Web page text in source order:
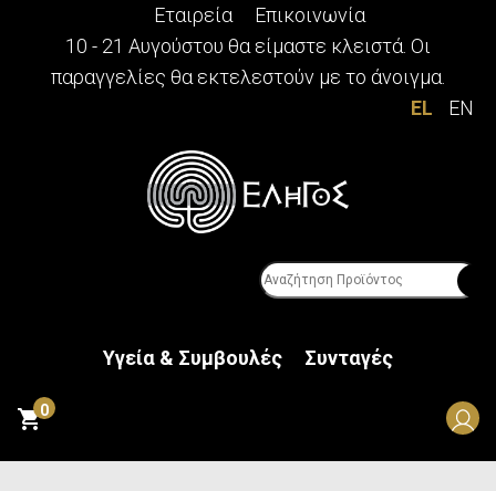
Εταιρεία
Επικοινωνία
10 - 21 Αυγούστου θα είμαστε κλειστά. Οι
παραγγελίες θα εκτελεστούν με το άνοιγμα.
EL
EN
Υγεία & Συμβουλές Συνταγές
0